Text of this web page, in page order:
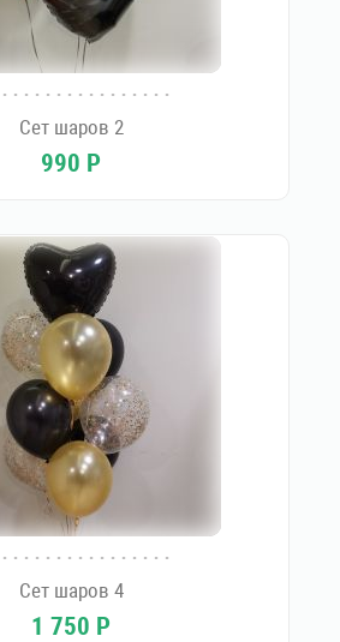
Сет шаров 2
990 Р
Сет шаров 4
1 750 Р